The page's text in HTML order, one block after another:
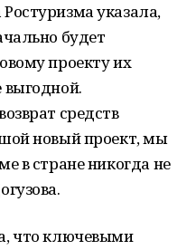
указала,
будет
проекту их
выгодной.
средств
новый проект, мы
в стране никогда не
что ключевыми